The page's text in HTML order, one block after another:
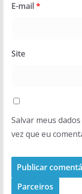
E-mail*
Site
Salvar meus
vez que eu
Parceiros